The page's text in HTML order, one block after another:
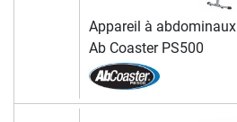
Appareil à abdominaux
Ab Coaster PS500